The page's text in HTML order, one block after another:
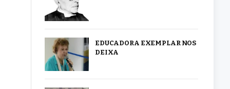
EDUCADORA EXEMPLAR NOS
DEIXA